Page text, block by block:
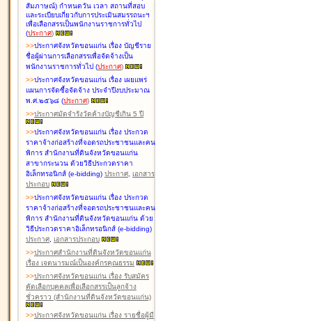
สัมภาษณ์) กำหนดวัน เวลา สถานที่สอบ
และระเบียบเกี่ยวกับการประเมินสมรรถนะฯ
เพื่อเลือกสรรเป็นพนักงานราชการทั่วไป
(ประกาศ)
>>ประกาศจังหวัดขอนแก่น เรื่อง บัญชีราย
ชื่อผู้ผ่านการเลือกสรรเพื่อจัดจ้างเป็น
พนักงานราชการทั่วไป (ประกาศ)
>>ประกาศจังหวัดขอนแก่น เรื่อง เผยแพร่
แผนการจัดซื้อจัดจ้าง ประจำปีงบประมาณ
พ.ศ.๒๕๖๘ (ประกาศ)
>>ประกาศมัดจำรังวัดค้างบัญชีเกิน 5 ปี
>>ประกาศจังหวัดขอนแก่น เรื่อง ประกวด
ราคาจ้างก่อสร้างที่จอดรถประชาชนและคน
พิการ สำนักงานที่ดินจังหวัดขอนแก่น
สาขากระนวน ด้วยวิธีประกวดราคา
อิเล็กทรอนิกส์ (e-bidding) ประกาศ, เอกสาร
ประกอบ
>>ประกาศจังหวัดขอนแก่น เรื่อง ประกวด
ราคาจ้างก่อสร้างที่จอดรถประชาชนและคน
พิการ สำนักงานที่ดินจังหวัดขอนแก่น ด้วย
วิธีประกวดราคาอิเล็กทรอนิกส์ (e-bidding)
ประกาศ, เอกสารประกอบ
>>ประกาศสำนักงานที่ดินจังหวัดขอนแก่น
เรื่อง เจตนารมณ์เป็นองค์กรคุณธรรม
>>ประกาศจังหวัดขอนแก่น เรื่อง รับสมัคร
คัดเลือกบุคคลเพื่อเลือกสรรเป็นลูกจ้าง
ชั่วคราว (สำนักงานที่ดินจังหวัดขอนแก่น)
>>ประกาศจังหวัดขอนแก่น เรื่อง รายชื่อผู้มี